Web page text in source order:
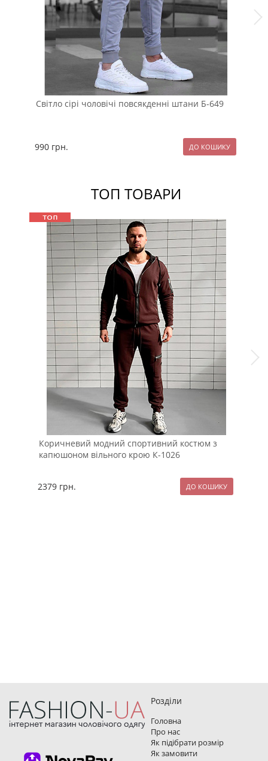
Світло сірі чоловічі повсякденні штани Б-649
990 грн.
ТОП ТОВАРИ
Коричневий модний спортивний костюм з
капюшоном вільного крою К-1026
2379 грн.
Розділи
Головна
Про нас
Як підібрати розмір
Як замовити